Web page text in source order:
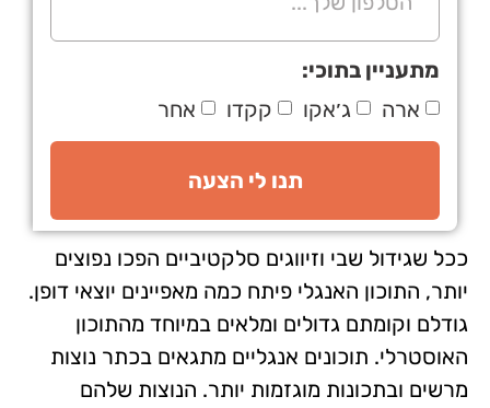
מתעניין בתוכי:
ארה
ג׳אקו קקדו אחר
תנו לי הצעה
ככל שגידול שבי וזיווגים סלקטיביים הפכו נפוצים
יותר, התוכון האנגלי פיתח כמה מאפיינים יוצאי דופן.
גודלם וקומתם גדולים ומלאים במיוחד מהתוכון
האוסטרלי. תוכונים אנגליים מתגאים בכתר נוצות
מרשים ובתכונות מוגזמות יותר. הנוצות שלהם